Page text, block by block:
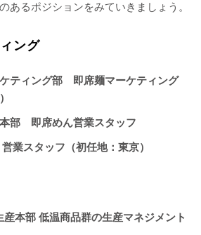
あるポジションをみていきましょう。
ング
ケティング部 即席麺マーケティング
本部 即席めん営業スタッフ
営業スタッフ（初任地：東京）
産本部 低温商品群の生産マネジメント